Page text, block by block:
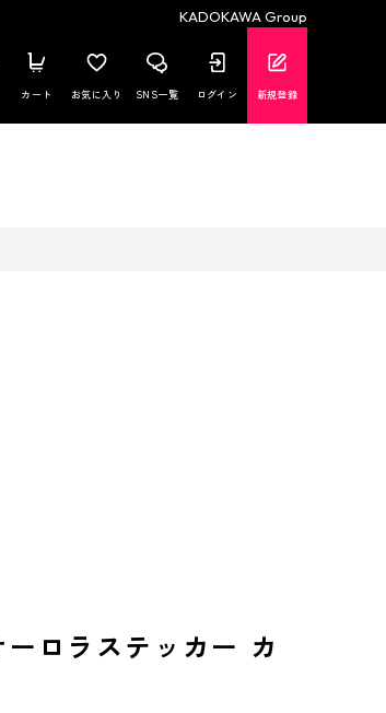
KADOKAWA Group
カート お気に入り SNS一覧 ログイン 新規登録
ロラステッカー カ